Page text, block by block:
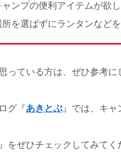
ャンプの便利アイテムが欲
所を選ばずにランタンなど
っている方は、ぜひ参考
グ『あきとぶ 』では、キ
』をぜひチェックしてみて